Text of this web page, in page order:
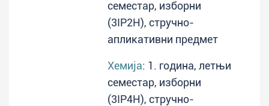
семестар, изборни
(3IP2H), стручно-
апликативни предмет
Хемија: 1. година, летњи
семестар, изборни
(3IP4H), стручно-